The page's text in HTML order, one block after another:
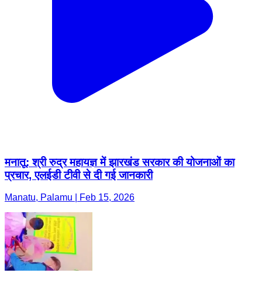
मनातू: श्री रुद्र महायज्ञ में झारखंड सरकार की योजनाओं का
प्रचार, एलईडी टीवी से दी गई जानकारी
Manatu, Palamu | Feb 15, 2026